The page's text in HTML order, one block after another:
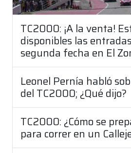
TC2000: ¡A la venta!
disponibles las
segunda fecha en El
Leonel Pernía habló
del TC2000; ¿Qué dijo?
TC2000: ¿Cómo se
para correr en un